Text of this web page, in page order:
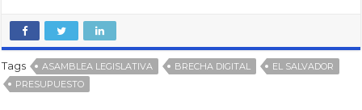
Tags ASAMBLEA LEGISLATIVA BRECHA DIGITAL
EL SALVADOR
PRESUPUESTO